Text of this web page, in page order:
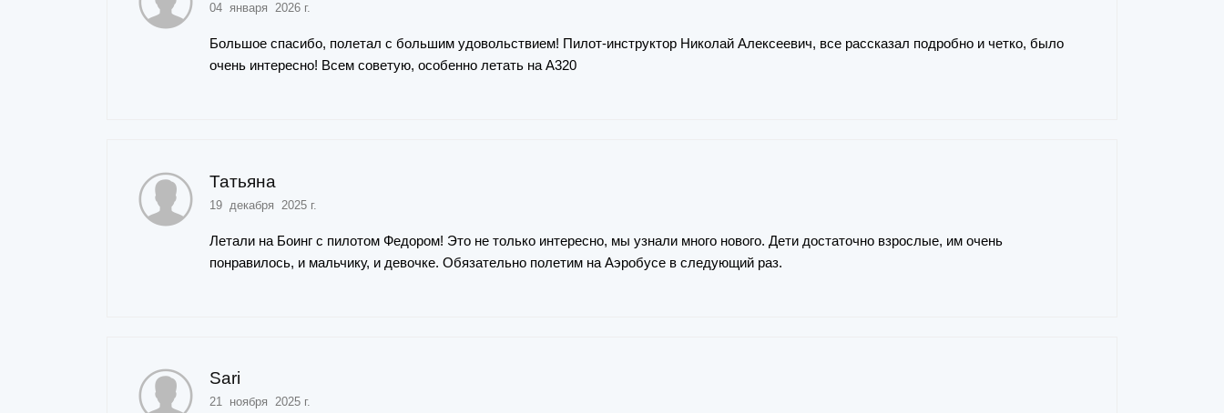
04 января 2026 г.
Большое спасибо, полетал с большим удовольствием! Пилот-инструктор Николай Алексеевич, все рассказал подробно и четко, было
очень интересно! Всем советую, особенно летать на A320
Татьяна
19 декабря 2025 г.
Летали на Боинг с пилотом Федором! Это не только интересно, мы узнали много нового. Дети достаточно взрослые, им очень
понравилось, и мальчику, и девочке. Обязательно полетим на Аэробусе в следующий раз.
Sari
21 ноября 2025 г.